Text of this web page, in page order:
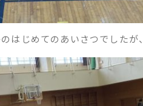
はじめてのあいさつでしたが、